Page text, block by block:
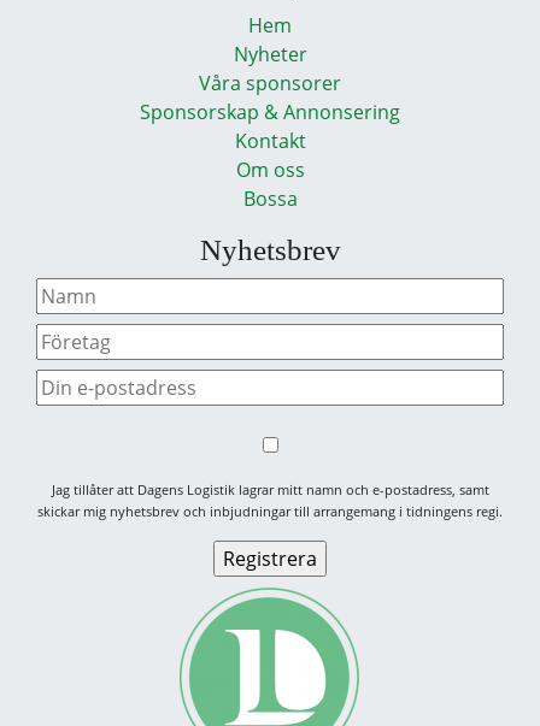
Hem
Nyheter
Våra sponsorer
Sponsorskap & Annonsering
Kontakt
Om oss
Bossa
Nyhetsbrev
Jag tillåter att Dagens Logistik lagrar mitt namn och e-postadress, samt
skickar mig nyhetsbrev och inbjudningar till arrangemang i tidningens regi.